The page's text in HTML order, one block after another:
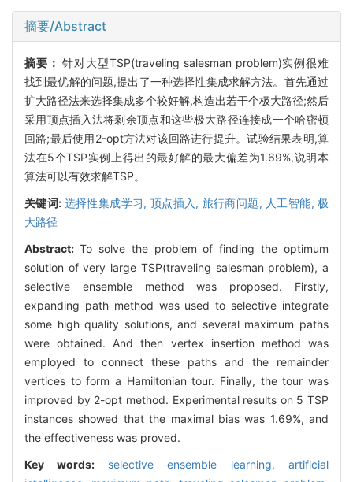
摘要/Abstract
摘要：针对大型TSP(traveling salesman problem)实例很难
找到最优解的问题,提出了一种选择性集成求解方法。首先通过
扩大路径法来选择集成多个较好解,构造出若干个极大路径;然后
采用顶点插入法将剩余顶点和这些极大路径连接成一个哈密顿
回路;最后使用2-opt方法对该回路进行提升。试验结果表明,算
法在5个TSP实例上得出的最好解的最大偏差为1.69%,说明本
算法可以有效求解TSP。
关键词: 选择性集成学习, 顶点插入, 旅行商问题, 人工智能,极
大路径
Abstract: To solve the problem of finding the optimum
solution of very large TSP(traveling salesman problem), a
selective ensemble method was proposed. Firstly,
expanding path method was used to selective integrate
some high quality solutions, and several maximum paths
were obtained. And then vertex insertion method was
employed to connect these paths and the remainder
vertices to form a Hamiltonian tour. Finally, the tour was
improved by 2-opt method. Experimental results on 5 TSP
instances showed that the maximal bias was 1.69%, and
the effectiveness was proved.
Key words: selective ensemble learning,artificial